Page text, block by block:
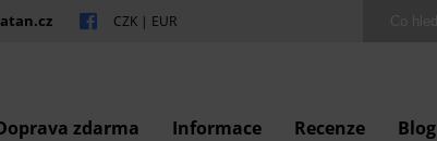
CZK | EUR
zdarma Informace Recenze Blog